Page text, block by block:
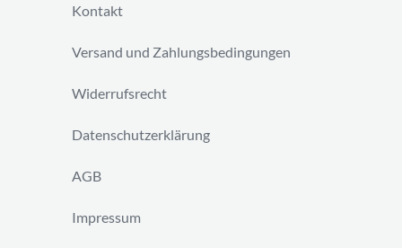
Kontakt
Versand und Zahlungsbedingungen
Widerrufsrecht
Datenschutzerklärung
AGB
Impressum